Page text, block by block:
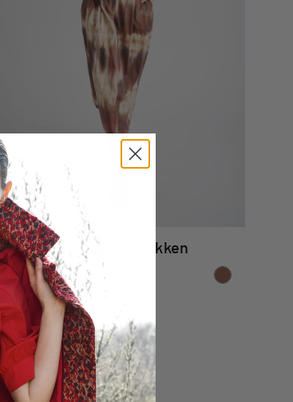
SNEL TOEVOEGEN
NEW
Wijde print rok met zakken
179,00 €